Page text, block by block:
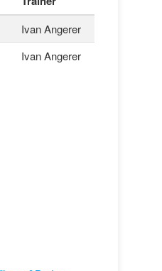
Ivan Angerer
Ivan Angerer